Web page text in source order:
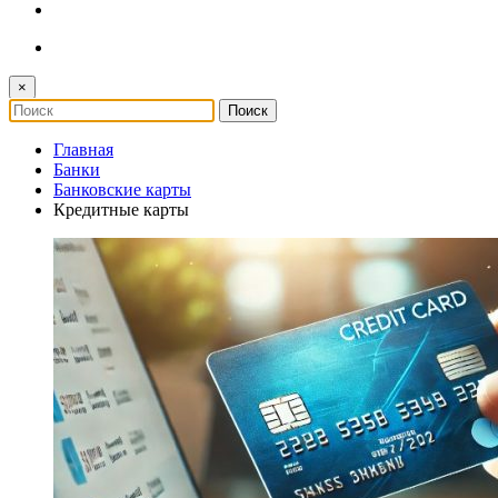
×
Главная
Банки
Банковские карты
Кредитные карты